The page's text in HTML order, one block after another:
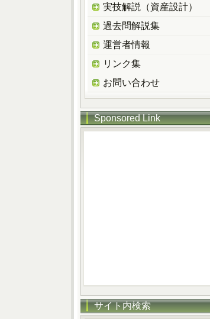
実技解説（資産設計）
過去問解説集
運営者情報
リンク集
お問い合わせ
Sponsored Link
サイト内検索